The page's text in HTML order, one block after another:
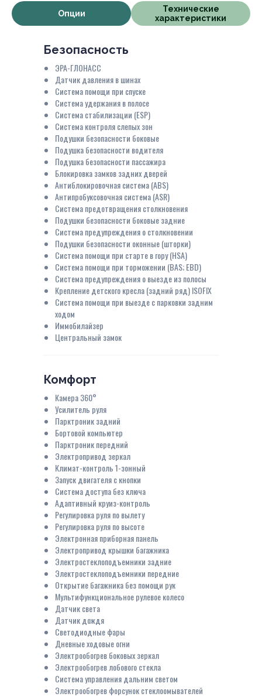
Опции
Технические
характеристики
Безопасность
ЭРА-ГЛОНАСС
Датчик давления в шинах
Система помощи при спуске
Система удержания в полосе
Система стабилизации (ESP)
Система контроля слепых зон
Подушки безопасности боковые
Подушка безопасности водителя
Подушка безопасности пассажира
Блокировка замков задних дверей
Антиблокировочная система (ABS)
Антипробуксовочная система (ASR)
Система предотвращения столкновения
Подушки безопасности боковые задние
Система предупреждения о столкновении
Подушки безопасности оконные (шторки)
Система помощи при старте в гору (HSA)
Система помощи при торможении (BAS; EBD)
Система предупреждения о выезде из полосы
Крепление детского кресла (задний ряд) ISOFIX
Система помощи при выезде с парковки задним
ходом
Иммобилайзер
Центральный замок
Комфорт
Камера 360°
Усилитель руля
Парктроник задний
Бортовой компьютер
Парктроник передний
Электропривод зеркал
Климат-контроль 1-зонный
Запуск двигателя с кнопки
Система доступа без ключа
Адаптивный круиз-контроль
Регулировка руля по вылету
Регулировка руля по высоте
Электронная приборная панель
Электропривод крышки багажника
Электростеклоподъемники задние
Электростеклоподъемники передние
Открытие багажника без помощи рук
Мультифункциональное рулевое колесо
Датчик света
Датчик дождя
Светодиодные фары
Дневные ходовые огни
Электрообогрев боковых зеркал
Электрообогрев лобового стекла
Система управления дальним светом
Электрообогрев форсунок стеклоомывателей